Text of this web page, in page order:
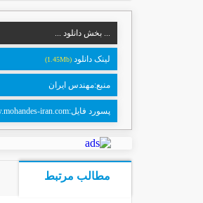
... بخش دانلود ...
لینک دانلود (1.45Mb)
منبع:مهندس ایران
پسورد فایل:www.mohandes-iran.com
مطالب مرتبط